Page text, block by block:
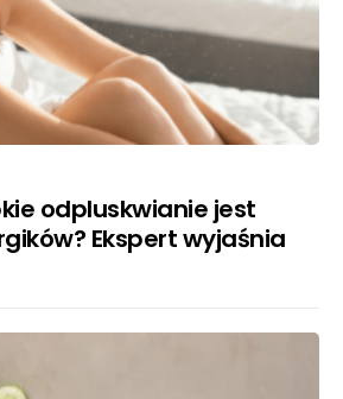
odpluskwianie jest
Ekspert wyjaśnia